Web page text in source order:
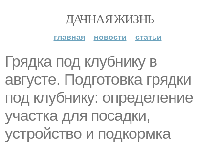
ДАЧНАЯ ЖИЗНЬ
главная новости статьи
Грядка под клубнику в
августе. Подготовка грядки
под клубнику: определение
участка для посадки,
устройство и подкормка